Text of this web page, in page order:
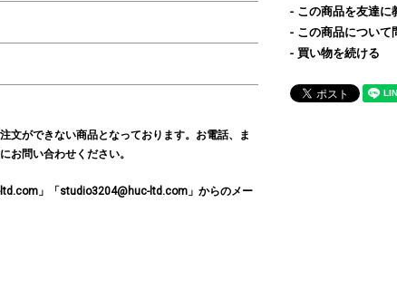
文ができない商品となっております。お電話、ま
お問い合わせください。
」「studio3204@huc-ltd.com」からのメー
この商品を友達に
この商品について
買い物を続ける